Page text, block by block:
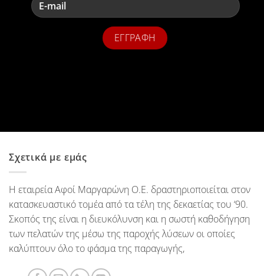
Σχετικά με εμάς
Η εταιρεία Αφοί Μαργαρώνη Ο.Ε. δραστηριοποιείται στον
κατασκευαστικό τομέα από τα τέλη της δεκαετίας του ‘90.
Σκοπός της είναι η διευκόλυνση και η σωστή καθοδήγηση
των πελατών της μέσω της παροχής λύσεων οι οποίες
καλύπτουν όλο το φάσμα της παραγωγής,